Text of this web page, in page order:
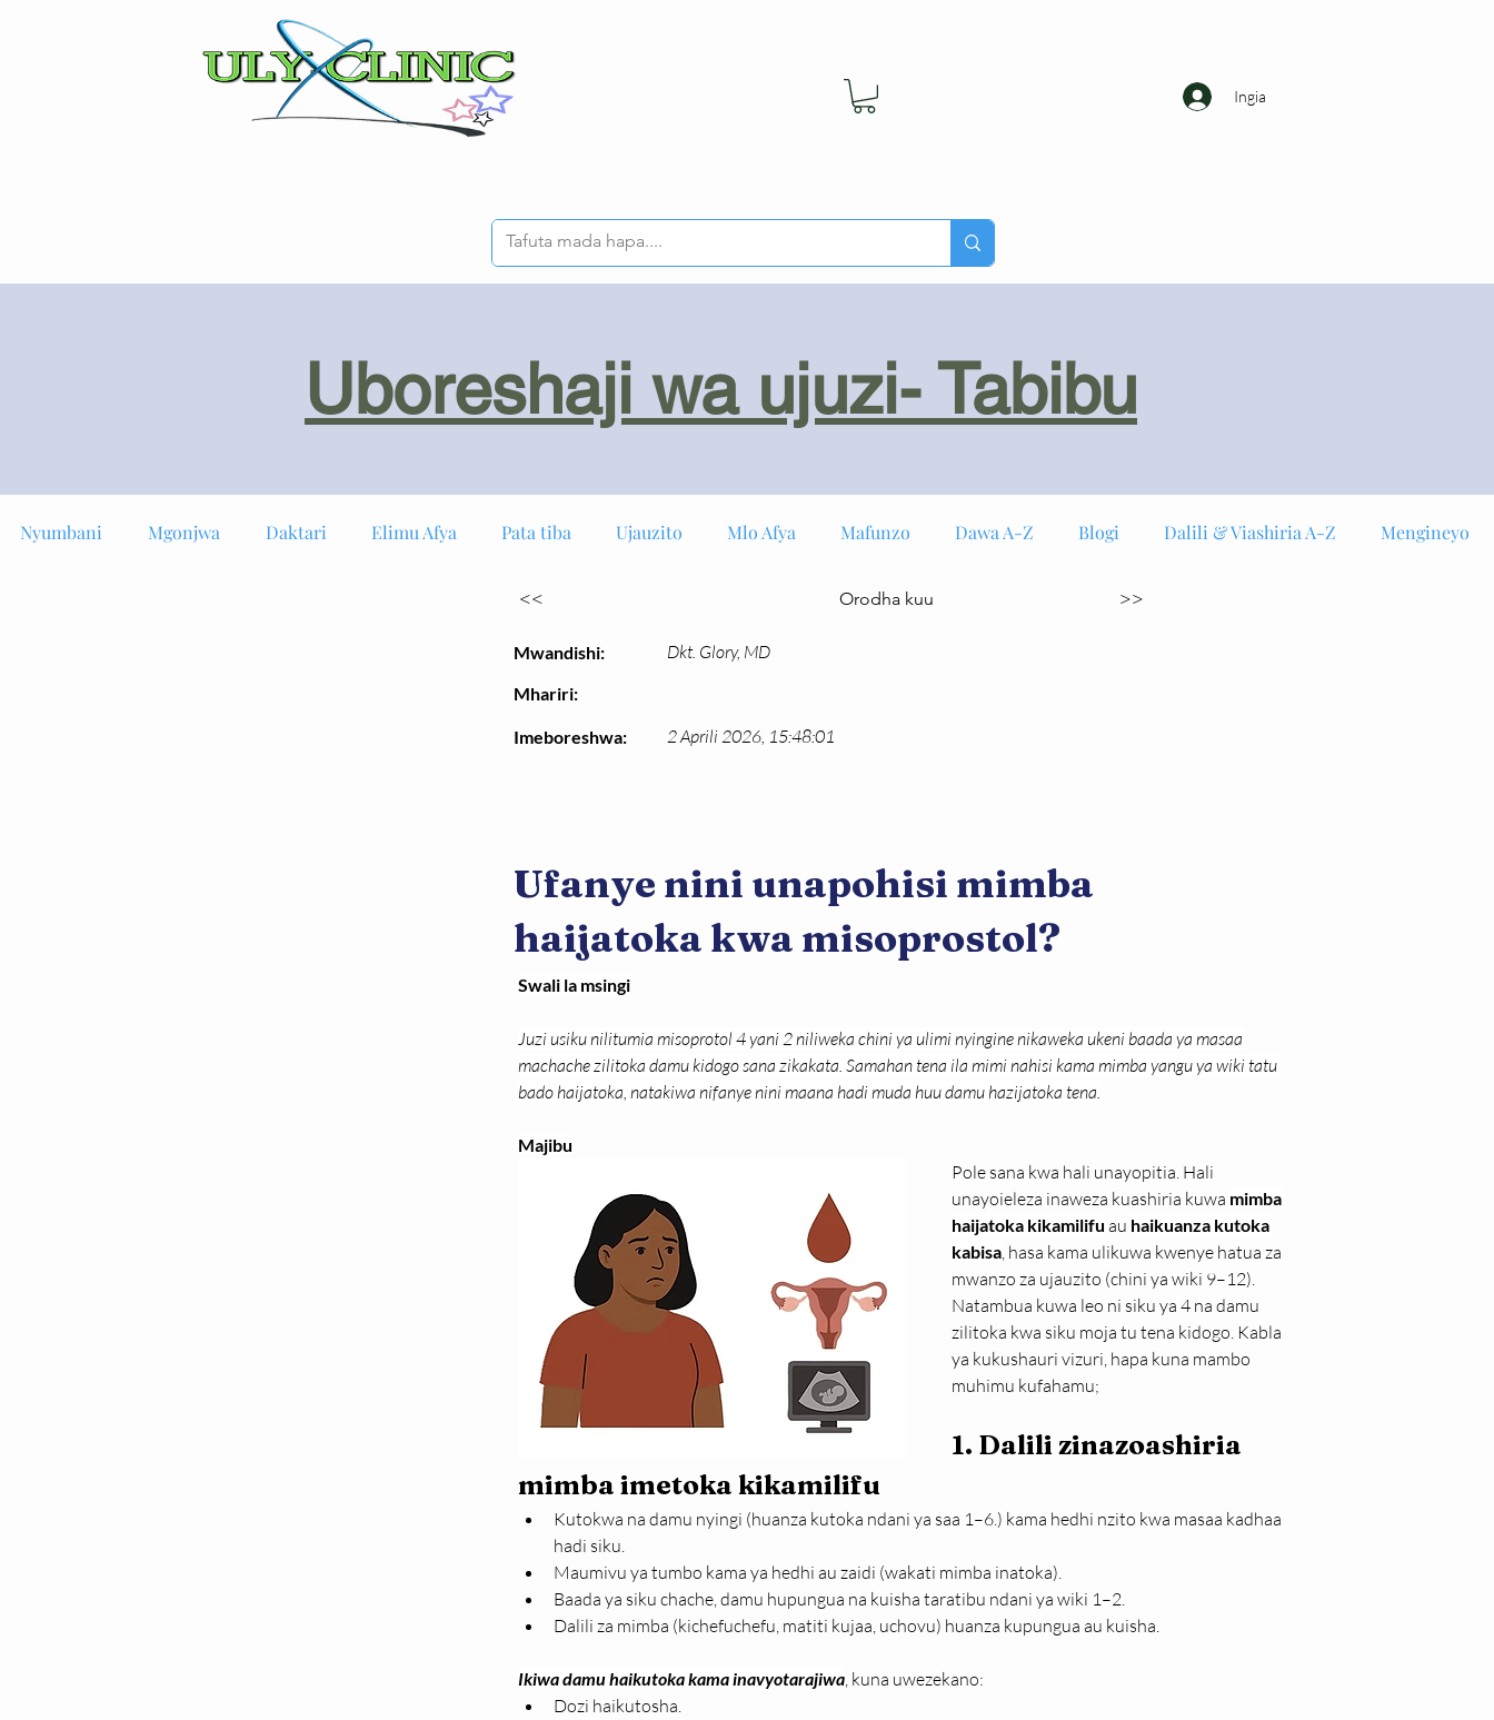
Ingia
Uboreshaji wa ujuzi- Tabibu
Nyumbani Mgonjwa Daktari Elimu Afya Pata tiba Ujauzito Mlo Afya Mafunzo Dawa A-Z Blogi Dalili & Viashiria A-Z Mengineyo
<<
Mwandishi:
Mhariri:
Imeboreshwa:
Orodha kuu >>
Dkt. Glory, MD
2 Aprili 2026, 15:48:01
Ufanye nini unapohisi mimba
haijatoka kwa misoprostol?
Swali la msingi
Juzi usiku nilitumia misoprotol 4 yani 2 niliweka chini ya ulimi nyingine nikaweka ukeni baada ya masaa
machache zilitoka damu kidogo sana zikakata. Samahan tena ila mimi nahisi kama mimba yangu ya wiki tatu
bado haijatoka, natakiwa nifanye nini maana hadi muda huu damu hazijatoka tena.
Majibu
Pole sana kwa hali unayopitia. Hali
unayoieleza inaweza kuashiria kuwa mimba
haijatoka kikamilifu au haikuanza kutoka
kabisa, hasa kama ulikuwa kwenye hatua za
mwanzo za ujauzito (chini ya wiki 9–12).
Natambua kuwa leo ni siku ya 4 na damu
zilitoka kwa siku moja tu tena kidogo. Kabla
ya kukushauri vizuri, hapa kuna mambo
muhimu kufahamu;
1. Dalili zinazoashiria
mimba imetoka kikamilifu
Kutokwa na damu nyingi (huanza kutoka ndani ya saa 1–6.) kama hedhi nzito kwa masaa kadhaa
hadi siku.
Maumivu ya tumbo kama ya hedhi au zaidi (wakati mimba inatoka).
Baada ya siku chache, damu hupungua na kuisha taratibu ndani ya wiki 1–2.
Dalili za mimba (kichefuchefu, matiti kujaa, uchovu) huanza kupungua au kuisha.
Ikiwa damu haikutoka kama inavyotarajiwa, kuna uwezekano:
Dozi haikutosha.